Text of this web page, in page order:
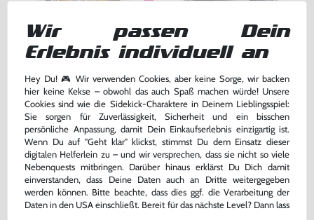
Action Replay + Pokemon Codes
für GameBoy Color/Pocket, NEU & OVP
-10% bisher 19,99 €
jetzt nur17,99 €
Warenkorb
Konsole #Clear/Atomic Purple
gebraucht
nur159,99 €
Warenkorb
Wir passen Dein
Erlebnis individuell an
Hey Du! 🎮 Wir verwenden Cookies, aber keine Sorge, wir backen
hier keine Kekse – obwohl das auch Spaß machen würde! Unsere
Cookies sind wie die Sidekick-Charaktere in Deinem Lieblingsspiel:
Sie sorgen für Zuverlässigkeit, Sicherheit und ein bisschen
persönliche Anpassung, damit Dein Einkaufserlebnis einzigartig ist.
Wenn Du auf "Geht klar" klickst, stimmst Du dem Einsatz dieser
digitalen Helferlein zu – und wir versprechen, dass sie nicht so viele
Nebenquests mitbringen. Darüber hinaus erklärst Du Dich damit
einverstanden, dass Deine Daten auch an Dritte weitergegeben
werden können. Bitte beachte, dass dies ggf. die Verarbeitung der
Daten in den USA einschließt. Bereit für das nächste Level? Dann lass